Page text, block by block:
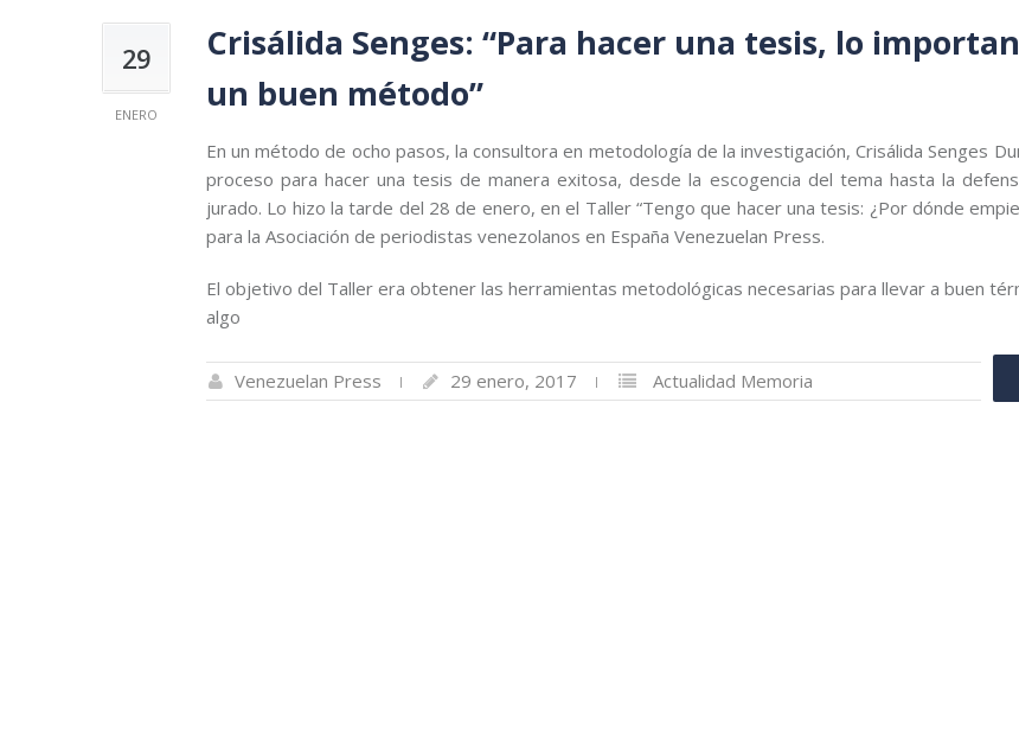
29
ENERO
Crisálida Senges: “Para hacer una tesis, lo
un buen método”
En un método de ocho pasos, la consultora en metodología de la investigación, Crisálida Senges
proceso para hacer una tesis de manera exitosa, desde la escogencia del tema hasta la
jurado. Lo hizo la tarde del 28 de enero, en el Taller “Tengo que hacer una tesis: ¿Por dónde
para la Asociación de periodistas venezolanos en España Venezuelan Press.
El objetivo del Taller era obtener las herramientas metodológicas necesarias para llevar a buen
algo
Venezuelan Press 29 enero, 2017 Actualidad Memoria